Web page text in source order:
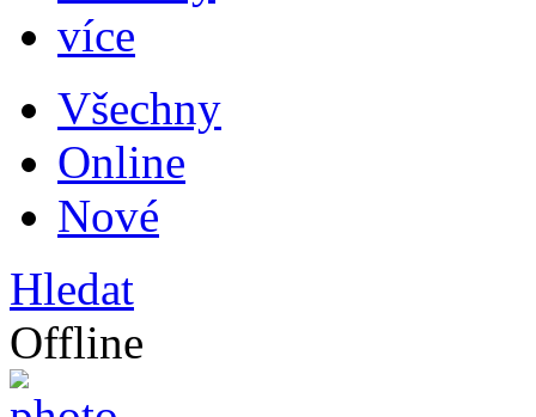
více
Všechny
Online
Nové
Hledat
Offline